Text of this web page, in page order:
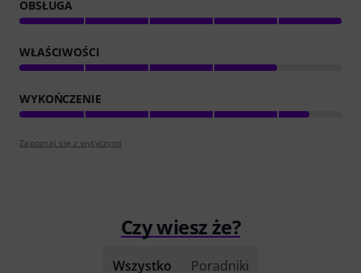
OBSŁUGA
WŁAŚCIWOŚCI
WYKOŃCZENIE
Zapoznaj się z wytyczymi
Czy wiesz że?
Wszystko Poradniki